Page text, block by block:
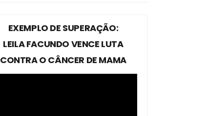
EXEMPLO DE SUPERAÇÃO:
LEILA FACUNDO VENCE LUTA
CONTRA O CÂNCER DE MAMA